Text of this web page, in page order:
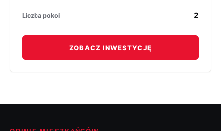
Liczba pokoi 2
ZOBACZ INWESTYCJĘ